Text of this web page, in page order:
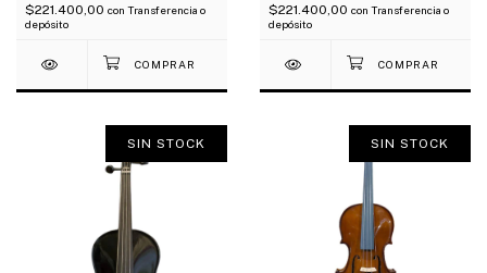
$221.400,00 con Transferencia o
depósito
$221.400,00 con Transferencia o
depósito
SIN STOCK SIN STOCK